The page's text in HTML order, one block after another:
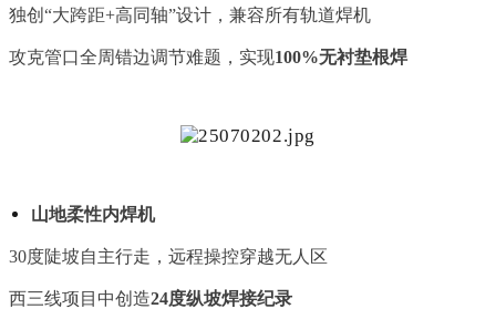
独创“大跨距+高同轴”设计，兼容所有轨道焊机
攻克管口全周错边调节难题，实现100%无衬垫根焊
山地柔性内焊机
30度陡坡自主行走，远程操控穿越无人区
西三线项目中创造24度纵坡焊接纪录